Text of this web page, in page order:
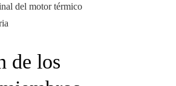
del motor térmico
de los